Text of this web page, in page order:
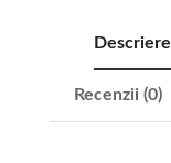
Descriere
Recenzii (0)